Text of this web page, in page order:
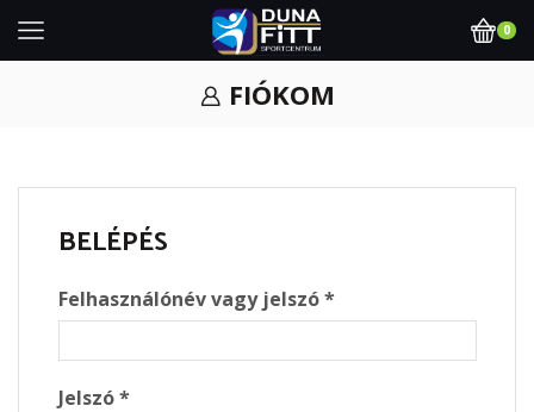
0
FIÓKOM
BELÉPÉS
Felhasználónév vagy jelszó*Required
Jelszó*Required